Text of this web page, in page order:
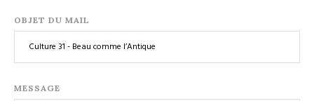
OBJET DU MAIL
MESSAGE